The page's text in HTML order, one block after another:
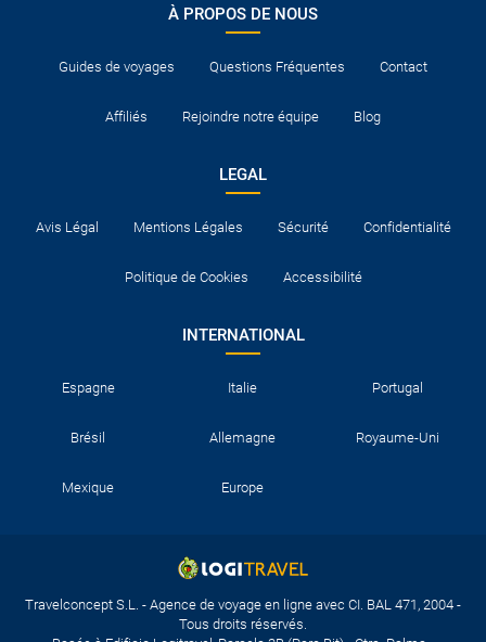
À PROPOS DE NOUS
Guides de voyages Questions Fréquentes Contact
Affiliés Rejoindre notre équipe Blog
LEGAL
Avis Légal Mentions Légales Sécurité Confidentialité
Politique de Cookies Accessibilité
INTERNATIONAL
Espagne Italie Portugal
Brésil Allemagne Royaume-Uni
Mexique Europe
Travelconcept S.L. - Agence de voyage en ligne avec CI. BAL 471, 2004 -
Tous droits réservés.